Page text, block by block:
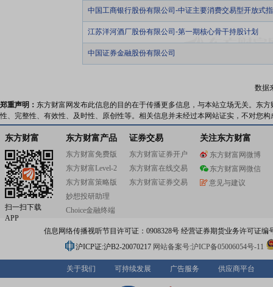
中国工商银行股份有限公司-中证主要消费交易型开放式
江苏洋河酒厂股份有限公司-第一期核心骨干持股计划
中国证券金融股份有限公司
数据
郑重声明： 东方财富网发布此信息的目的在于传播更多信息，与本站立场无关。东
性、完整性、有效性、及时性、原创性等。相关信息并未经过本网站证实，不对您
东方财富
扫一扫下载
APP
东方财富产品
东方财富免费版
东方财富Level-2
东方财富策略版
妙想投研助理
Choice金融终端
证券交易
东方财富证券开户
东方财富在线交易
东方财富证券交易
关注东方财富
东方财富网微博
东方财富网微信
意见与建议
信息网络传播视听节目许可证：0908328号 经营证券期货业务许可证编
沪ICP证:沪B2-20070217 网站备案号:沪ICP备05006054号-11
关于我们 可持续发展 广告服务 供应商平台